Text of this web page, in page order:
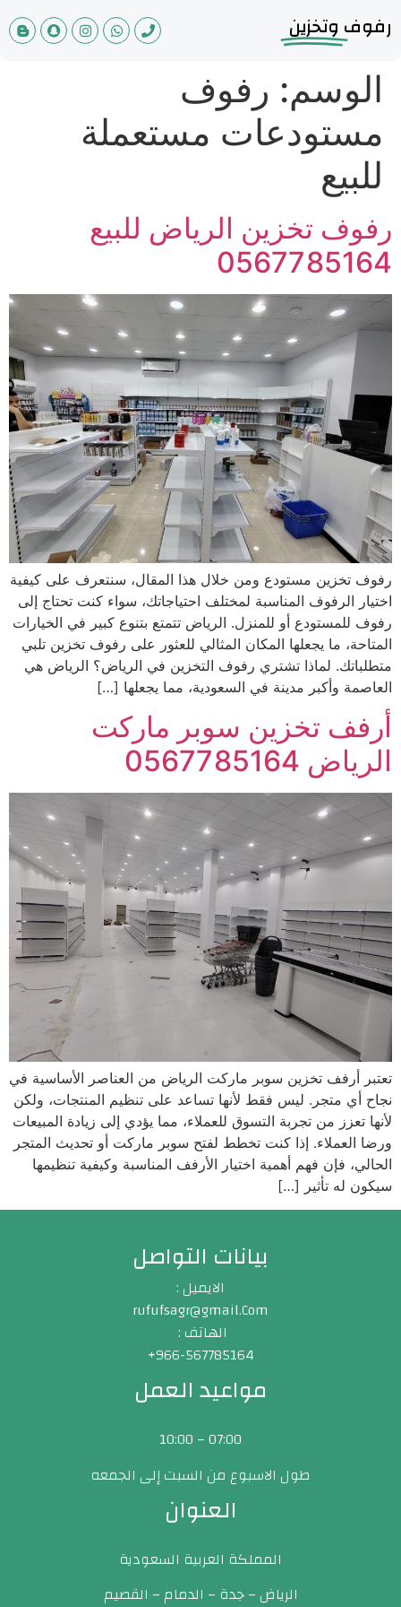
رفوف وتخزين
الوسم: رفوف
مستودعات مستعملة
للبيع
رفوف تخزين الرياض للبيع
0567785164
رفوف تخزين مستودع ومن خلال هذا المقال، سنتعرف على كيفية
اختيار الرفوف المناسبة لمختلف احتياجاتك، سواء كنت تحتاج إلى
رفوف للمستودع أو للمنزل. الرياض تتمتع بتنوع كبير في الخيارات
المتاحة، ما يجعلها المكان المثالي للعثور على رفوف تخزين تلبي
متطلباتك. لماذا تشتري رفوف التخزين في الرياض؟ الرياض هي
العاصمة وأكبر مدينة في السعودية، مما يجعلها […]
أرفف تخزين سوبر ماركت
الرياض 0567785164
تعتبر أرفف تخزين سوبر ماركت الرياض من العناصر الأساسية في
نجاح أي متجر. ليس فقط لأنها تساعد على تنظيم المنتجات، ولكن
لأنها تعزز من تجربة التسوق للعملاء، مما يؤدي إلى زيادة المبيعات
ورضا العملاء. إذا كنت تخطط لفتح سوبر ماركت أو تحديث المتجر
الحالي، فإن فهم أهمية اختيار الأرفف المناسبة وكيفية تنظيمها
سيكون له تأثير […]
بيانات التواصل
الايميل :
rufufsagr@gmail.Com
الهاتف :
966-567785164+
مواعيد العمل
07:00 – 10:00
طول الاسبوع من السبت إلى الجمعه
العنوان
المملكة العربية السعودية
الرياض – جدة – الدمام – القصيم